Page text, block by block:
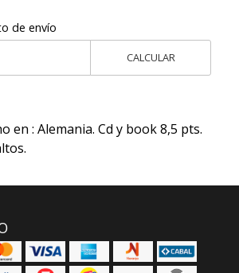
de envío
CALCULAR
en : Alemania. Cd y book 8,5 pts.